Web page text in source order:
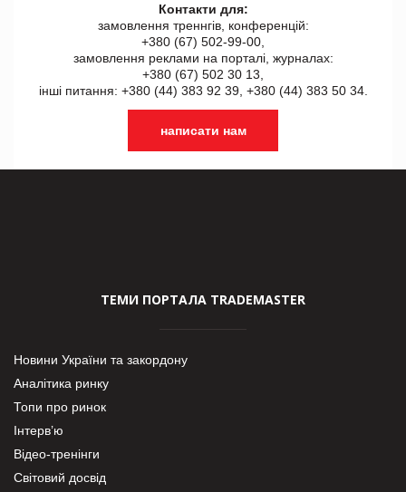
Контакти для:
замовлення треннгів, конференцій:
+380 (67) 502-99-00,
замовлення реклами на порталі, журналах:
+380 (67) 502 30 13,
інші питання: +380 (44) 383 92 39, +380 (44) 383 50 34.
написати нам
ТЕМИ ПОРТАЛА TRADEMASTER
Новини України та закордону
Аналітика ринку
Топи про ринок
Інтерв’ю
Відео-тренінги
Світовий досвід